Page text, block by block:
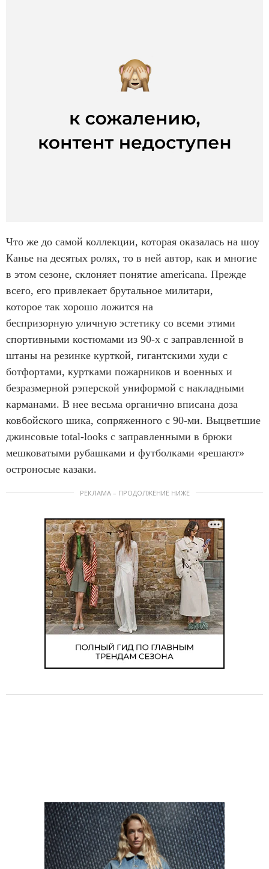
Что же до самой коллекции, которая оказалась на шоу
Канье на десятых ролях, то в ней автор, как и многие
в этом сезоне, склоняет понятие americana. Прежде
всего, его привлекает брутальное милитари,
которое так хорошо ложится на
беспризорную уличную эстетику со всеми этими
спортивными костюмами из 90-х с заправленной в
штаны на резинке курткой, гигантскими худи с
ботфортами, куртками пожарников и военных и
безразмерной рэперской униформой с накладными
карманами. В нее весьма органично вписана доза
ковбойского шика, сопряженного с 90-ми. Выцветшие
джинсовые total-looks с заправленными в брюки
мешковатыми рубашками и футболками «решают»
остроносые казаки.
РЕКЛАМА – ПРОДОЛЖЕНИЕ НИЖЕ